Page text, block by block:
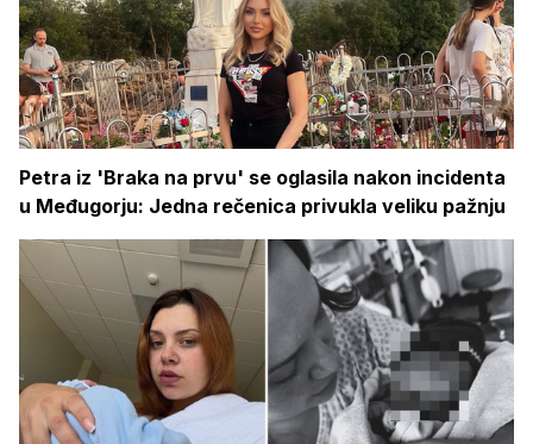
Petra iz 'Braka na prvu' se oglasila nakon incidenta
u Međugorju: Jedna rečenica privukla veliku pažnju